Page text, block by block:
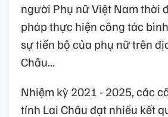
người Phụ nữ Việt Nam thời
pháp thực hiện công tác
sự tiến bộ của phụ nữ trên
Châu...
Nhiệm kỳ 2021 - 2025, các
tỉnh Lai Châu đạt nhiều kết